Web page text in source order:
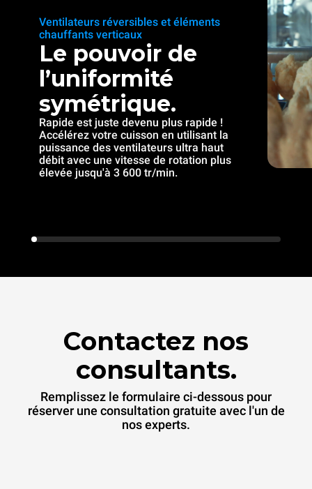
Ventilateurs réversibles et éléments
chauffants verticaux
Le pouvoir de
l’uniformité
symétrique.
Rapide est juste devenu plus rapide !
Accélérez votre cuisson en utilisant la
puissance des ventilateurs ultra haut
débit avec une vitesse de rotation plus
élevée jusqu'à 3 600 tr/min.
Contactez nos
consultants.
Remplissez le formulaire ci-dessous pour
réserver une consultation gratuite avec l'un de
nos experts.